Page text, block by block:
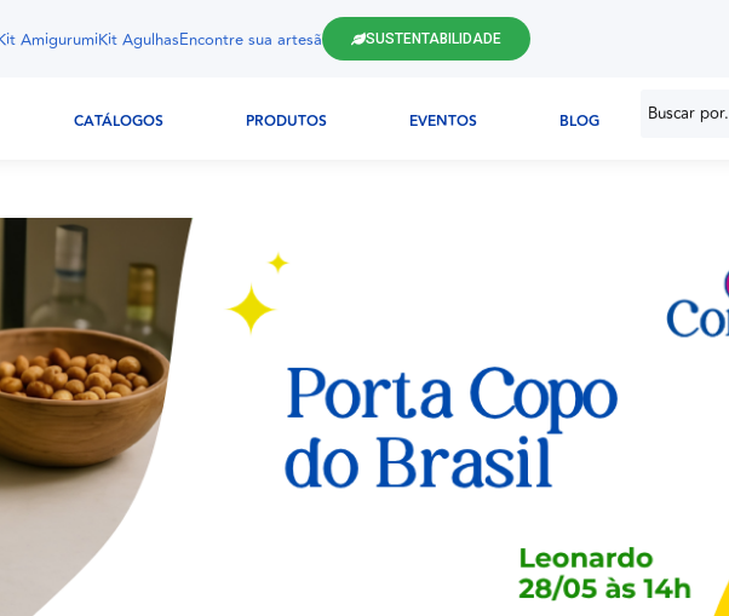
AmigurumiKit AgulhasEncontre sua artesã SUSTENTABILIDADE
CATÁLOGOS PRODUTOS EVENTOS BLOG